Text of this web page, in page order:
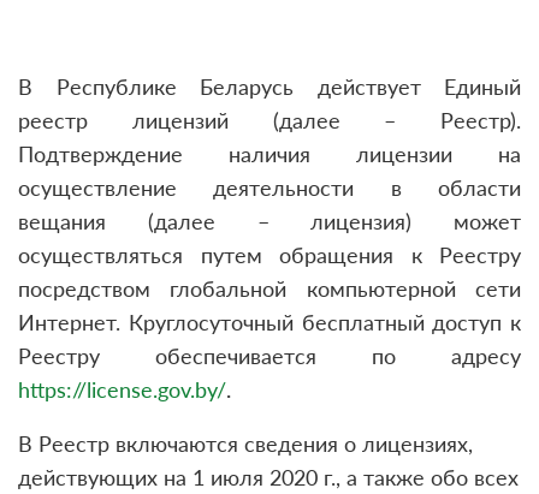
В Республике Беларусь действует Единый
реестр лицензий (далее – Реестр).
Подтверждение наличия лицензии на
осуществление деятельности в области
вещания (далее – лицензия) может
осуществляться путем обращения к Реестру
посредством глобальной компьютерной сети
Интернет. Круглосуточный бесплатный доступ к
Реестру обеспечивается по адресу
https://license.gov.by/.
В Реестр включаются сведения о лицензиях,
действующих на 1 июля 2020 г., а также обо всех